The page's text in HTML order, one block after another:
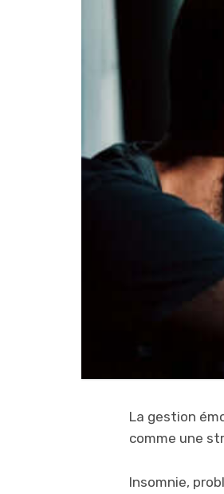
La gestion
comme une
Insomnie,